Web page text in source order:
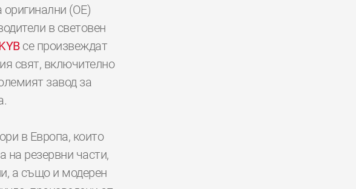
(OE)
в световен
се произвеждат
свят, включително
завод за
в Европа, които
на резервни части,
а също и модерен